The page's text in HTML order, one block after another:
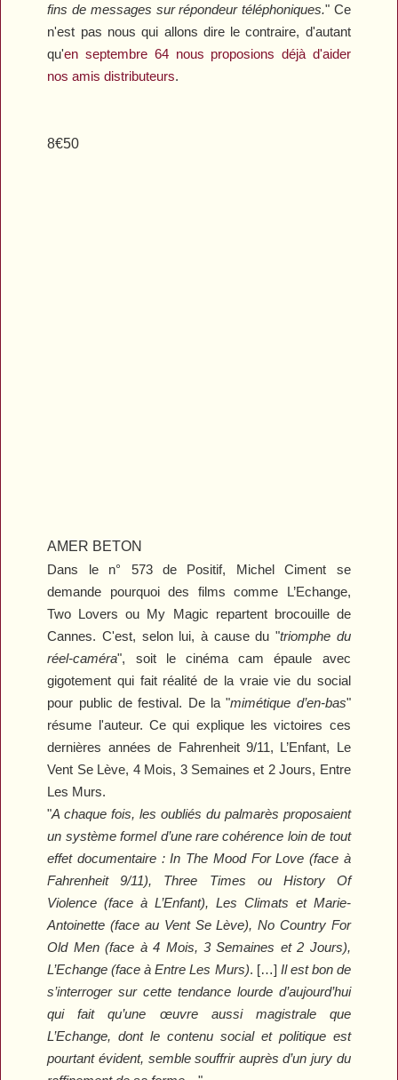
fins de messages sur répondeur téléphoniques." Ce
n'est pas nous qui allons dire le contraire, d'autant
qu'en septembre 64 nous proposions déjà d'aider
nos amis distributeurs.
8€50
AMER BETON
Dans le n° 573 de Positif, Michel Ciment se
demande pourquoi des films comme L’Echange,
Two Lovers ou My Magic repartent brocouille de
Cannes. C'est, selon lui, à cause du "triomphe du
réel-caméra", soit le cinéma cam épaule avec
gigotement qui fait réalité de la vraie vie du social
pour public de festival. De la "mimétique d’en-bas"
résume l'auteur. Ce qui explique les victoires ces
dernières années de Fahrenheit 9/11, L’Enfant, Le
Vent Se Lève, 4 Mois, 3 Semaines et 2 Jours, Entre
Les Murs.
"A chaque fois, les oubliés du palmarès proposaient
un système formel d’une rare cohérence loin de tout
effet documentaire :In The Mood For Love (face à
Fahrenheit 9/11), Three Times ou History Of
Violence (face àL’Enfant), Les Climats et Marie-
Antoinette (face au Vent Se Lève),No Country For
Old Men(face à4 Mois, 3 Semaines et 2 Jours),
L’Echange (face àEntre Les Murs). […] Il est bon de
s’interroger sur cette tendance lourde d’aujourd’hui
qui fait qu’une œuvre aussi magistrale que
L’Echange, dont le contenu social et politique est
pourtant évident, semble souffrir auprès d’un jury du